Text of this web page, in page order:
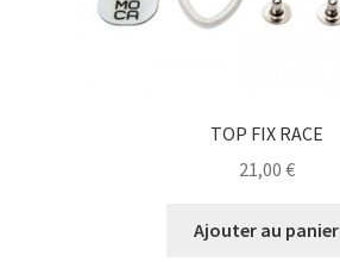
TOP FIX RACE
21,00 €
Ajouter au panier